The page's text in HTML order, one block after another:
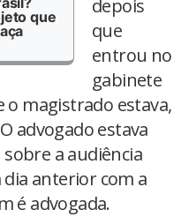
que
depois
que
entrou no
gabinete
o magistrado estava,
advogado estava
a audiência
anterior com a
é advogada.